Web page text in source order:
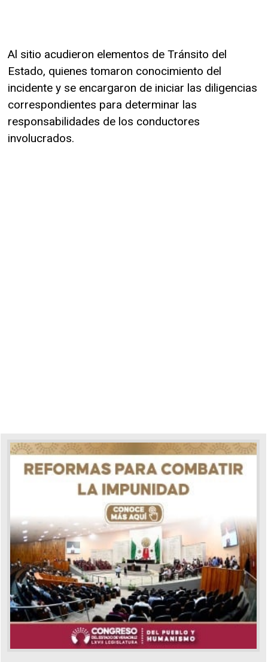
Al sitio acudieron elementos de Tránsito del
Estado, quienes tomaron conocimiento del
incidente y se encargaron de iniciar las diligencias
correspondientes para determinar las
responsabilidades de los conductores
involucrados.